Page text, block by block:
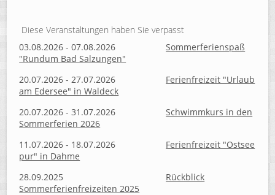
Diese Veranstaltungen haben Sie verpasst
03.08.2026 - 07.08.2026
Sommerferienspaß
"Rundum Bad Salzungen"
20.07.2026 - 27.07.2026
Ferienfreizeit "Urlaub
am Edersee" in Waldeck
20.07.2026 - 31.07.2026
Schwimmkurs in den
Sommerferien 2026
11.07.2026 - 18.07.2026
Ferienfreizeit "Ostsee
pur" in Dahme
28.09.2025
Rückblick
Sommerferienfreizeiten 2025